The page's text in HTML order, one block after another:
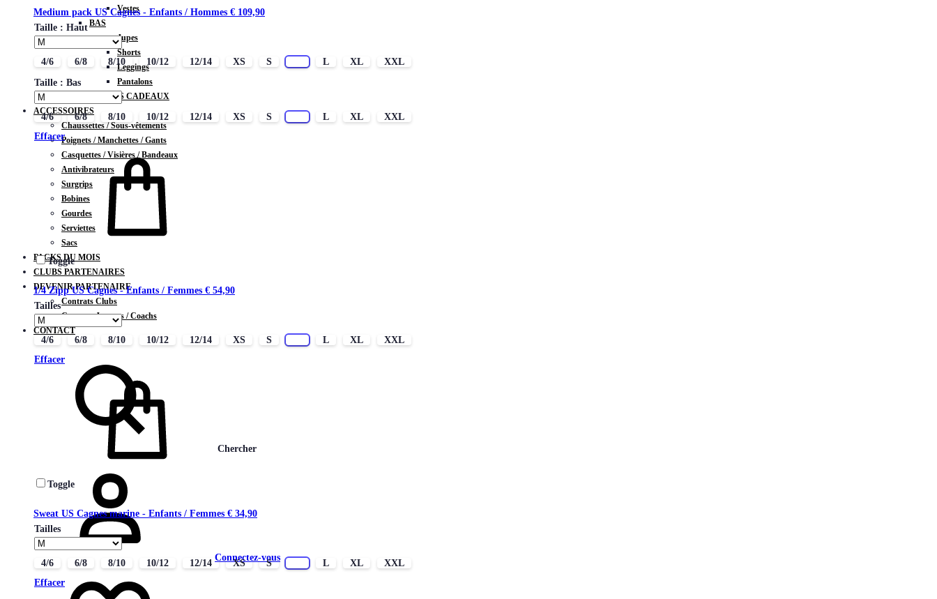
Vestes
BAS
Jupes
Shorts
Leggings
Pantalons
CARTES CADEAUX
ACCESSOIRES
Chaussettes / Sous-vêtements
Poignets / Manchettes / Gants
Casquettes / Visières / Bandeaux
Antivibrateurs
Surgrips
Bobines
Gourdes
Serviettes
Sacs
PACKS DU MOIS
CLUBS PARTENAIRES
DEVENIR PARTENAIRE
Contrats Clubs
Contrats Joueurs / Coachs
CONTACT
Chercher
Connectez-vous
Medium pack US Cagnes - Enfants / Hommes € 109,90
Taille : Haut
4/6 6/8 8/10 10/12 12/14 XS S L XL
XXL
Taille : Bas
4/6 6/8 8/10 10/12 12/14 XS S L XL
XXL
Effacer
Toggle
1/4 Zipp US Cagnes - Enfants / Femmes € 54,90
Tailles
4/6 6/8 8/10 10/12 12/14 XS S L XL
XXL
Effacer
Toggle
Sweat US Cagnes marine - Enfants / Femmes € 34,90
Tailles
4/6 6/8 8/10 10/12 12/14 XS S L XL
XXL
Effacer